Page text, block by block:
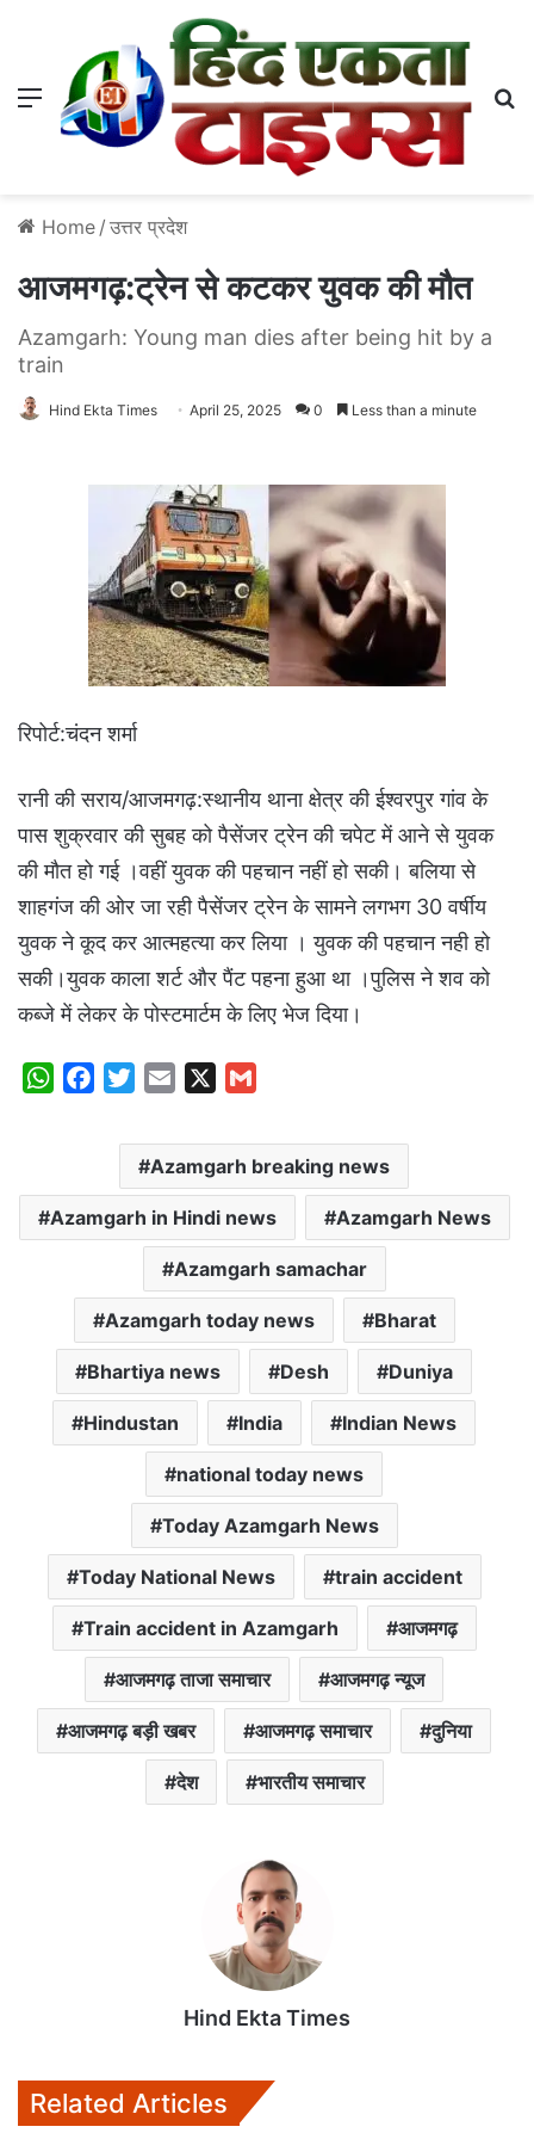
Menu
Home / उत्तर प्रदेश
आजमगढ़:ट्रेन से कटकर युवक की मौत
Azamgarh: Young man dies after being hit by a
train
Hind Ekta Times April 25, 2025 0 Less than a minute
रिपोर्ट:चंदन शर्मा
रानी की सराय/आजमगढ़:स्थानीय थाना क्षेत्र की ईश्वरपुर गांव के
पास शुक्रवार की सुबह को पैसेंजर ट्रेन की चपेट में आने से युवक
की मौत हो गई ।वहीं युवक की पहचान नहीं हो सकी। बलिया से
शाहगंज की ओर जा रही पैसेंजर ट्रेन के सामने लगभग 30 वर्षीय
युवक ने कूद कर आत्महत्या कर लिया । युवक की पहचान नही हो
सकी।युवक काला शर्ट और पैंट पहना हुआ था ।पुलिस ने शव को
कब्जे में लेकर के पोस्टमार्टम के लिए भेज दिया।
W
s
A
b
o
k
i
t
t
e
a
i
l
a
i
l
Azamgarh breaking news
Azamgarh in Hindi news Azamgarh News
Azamgarh samachar
Azamgarh today news Bharat
Bhartiya news Desh Duniya
Hindustan India Indian News
national today news
Today Azamgarh News
Today National News train accident
Train accident in Azamgarh आजमगढ़
आजमगढ़ ताजा समाचार आजमगढ़ न्यूज
आजमगढ़ बड़ी खबर आजमगढ़ समाचार दुनिया
देश भारतीय समाचार
Hind Ekta Times
Related Articles